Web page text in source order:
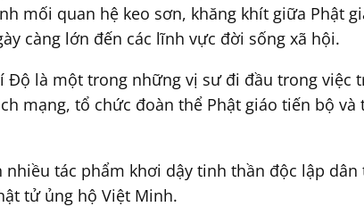
mối quan hệ keo sơn, khăng khít giữa Phật
càng lớn đến các lĩnh vực đời sống xã hội.
Độ là một trong những vị sư đi đầu trong việc
mạng, tổ chức đoàn thể Phật giáo tiến bộ
tác phẩm khơi dậy tinh thần độc lập
tử ủng hộ Việt Minh.